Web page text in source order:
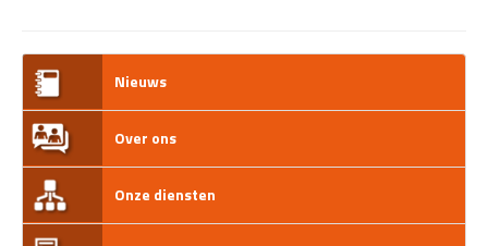
Nieuws
Over ons
Onze diensten